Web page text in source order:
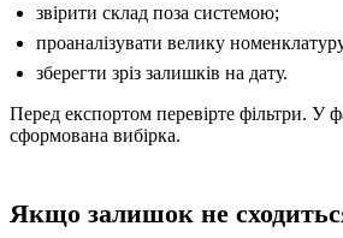
звірити склад поза системою;
проаналізувати велику
зберегти зріз залишків на дату.
Перед експортом перевірте фільтри. У
сформована вибірка.
Якщо залишок не